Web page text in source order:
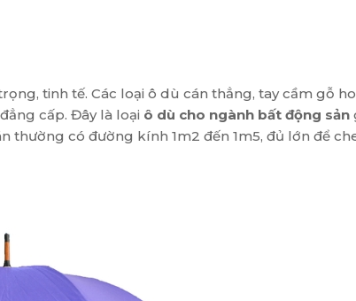
tinh tế. Các loại ô dù cán thẳng, tay cầm gỗ
cấp. Đây là loại ô dù cho ngành bất động sản
có đường kính 1m2 đến 1m5, đủ lớn để